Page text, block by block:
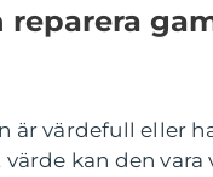
reparera
är värdefull eller
kan den vara